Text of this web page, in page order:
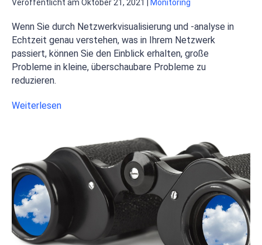
Veröffentlicht am Oktober 21, 2021 Monitoring
Wenn Sie durch Netzwerkvisualisierung und -analyse in
Echtzeit genau verstehen, was in Ihrem Netzwerk
passiert, können Sie den Einblick erhalten, große
Probleme in kleine, überschaubare Probleme zu
reduzieren.
Weiterlesen